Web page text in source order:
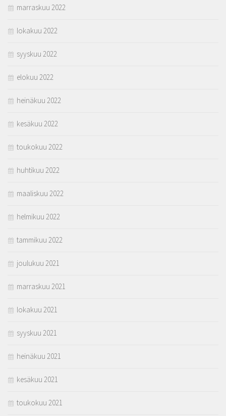
marraskuu 2022
lokakuu 2022
syyskuu 2022
elokuu 2022
heinäkuu 2022
kesäkuu 2022
toukokuu 2022
huhtikuu 2022
maaliskuu 2022
helmikuu 2022
tammikuu 2022
joulukuu 2021
marraskuu 2021
lokakuu 2021
syyskuu 2021
heinäkuu 2021
kesäkuu 2021
toukokuu 2021